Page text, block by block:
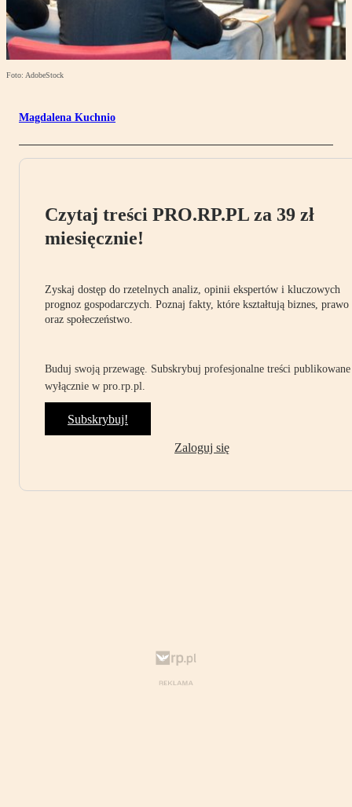
Foto: AdobeStock
Magdalena Kuchnio
Czytaj treści PRO.RP.PL za 39 zł
miesięcznie!
Zyskaj dostęp do rzetelnych analiz, opinii ekspertów i kluczowych
prognoz gospodarczych. Poznaj fakty, które kształtują biznes, prawo
oraz społeczeństwo.
Buduj swoją przewagę. Subskrybuj profesjonalne treści publikowane
wyłącznie w pro.rp.pl.
Subskrybuj!
Zaloguj się